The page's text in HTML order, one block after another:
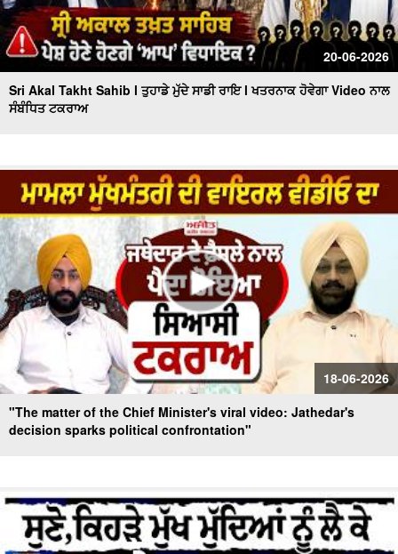
20-06-2026
Sri Akal Takht Sahib l ਤੁਹਾਡੇ ਮੁੱਦੇ ਸਾਡੀ ਰਾਇ l ਖਤਰਨਾਕ ਹੋਵੇਗਾ Video ਨਾਲ
ਸੰਬੰਧਿਤ ਟਕਰਾਅ
18-06-2026
"The matter of the Chief Minister's viral video: Jathedar's
decision sparks political confrontation"